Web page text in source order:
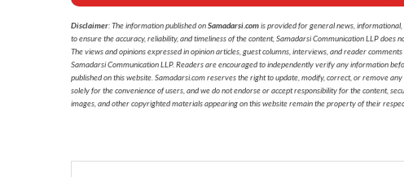
Disclaimer: The information published onSamadarsi.comis provided for general news,
to ensure the accuracy, reliability, and timeliness of the content, Samadarsi Communication LLP
The views and opinions expressed in opinion articles, guest columns, interviews, and reader
Samadarsi Communication LLP. Readers are encouraged to independently verify any information
published on this website. Samadarsi.com reserves the right to update, modify, correct, or remove
solely for the convenience of users, and we do not endorse or accept responsibility for the content,
images, and other copyrighted materials appearing on this website remain the property of their